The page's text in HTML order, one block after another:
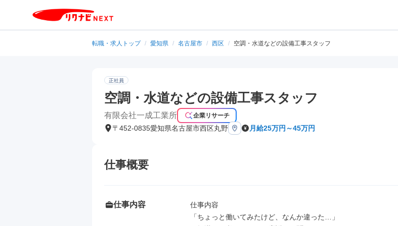
転職・求人トップ / 愛知県 / 名古屋市 / 西区 / 空調・水道などの設備工事スタッフ
正社員
空調・水道などの設備工事スタッフ
有限会社一成工業所 企業リサーチ
〒452-0835愛知県名古屋市西区丸野 月給25万円～45万円
仕事概要
仕事内容
仕事内容
「ちょっと働いてみたけど、なんか違った…」